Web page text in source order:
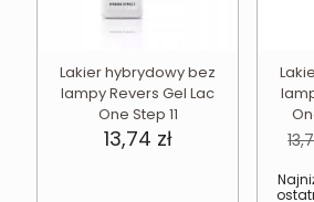
Lakier hybrydowy bez
lampy Revers Gel Lac
One Step 11
13,74 zł